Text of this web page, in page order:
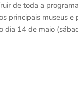
de toda a
principais museus
dia 14 de maio